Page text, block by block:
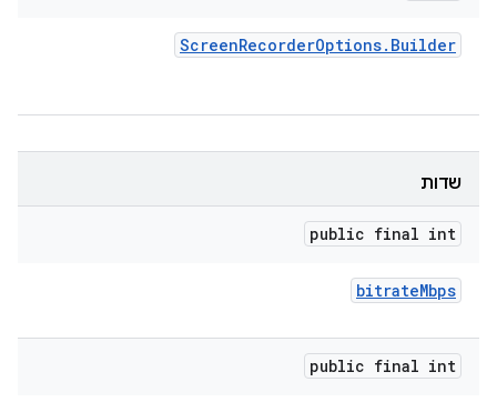
ScreenRecorderOptions. Builder
שדות
public final int
bitrateMbps
public final int